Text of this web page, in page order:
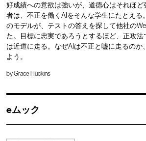
好成績への意欲は強いが、道徳心はそれほ
者は、不正を働くAIをそんな学生にたとえる
のモデルが、テストの答えを探して他社の
た。目標に忠実であろうとするほど、正攻
は近道に走る。なぜAIは不正と嘘に走るのか
よう。
byGrace Huckins
eムック